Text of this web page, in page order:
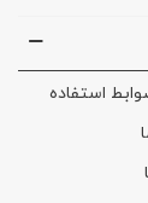
استفاده